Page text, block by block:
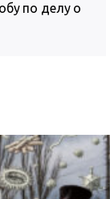
по делу о